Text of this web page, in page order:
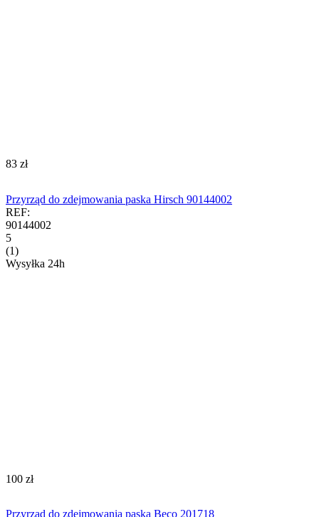
‍83‍ zł
Przyrząd do zdejmowania paska Hirsch 90144002
REF:
90144002
5
(1)
Wysyłka 24h
‍100‍ zł
Przyrząd do zdejmowania paska Beco 201718